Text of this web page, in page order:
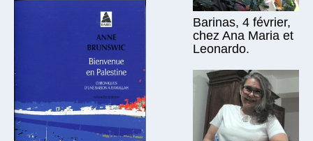
Barinas, 4 février,
chez Ana Maria et
Leonardo.